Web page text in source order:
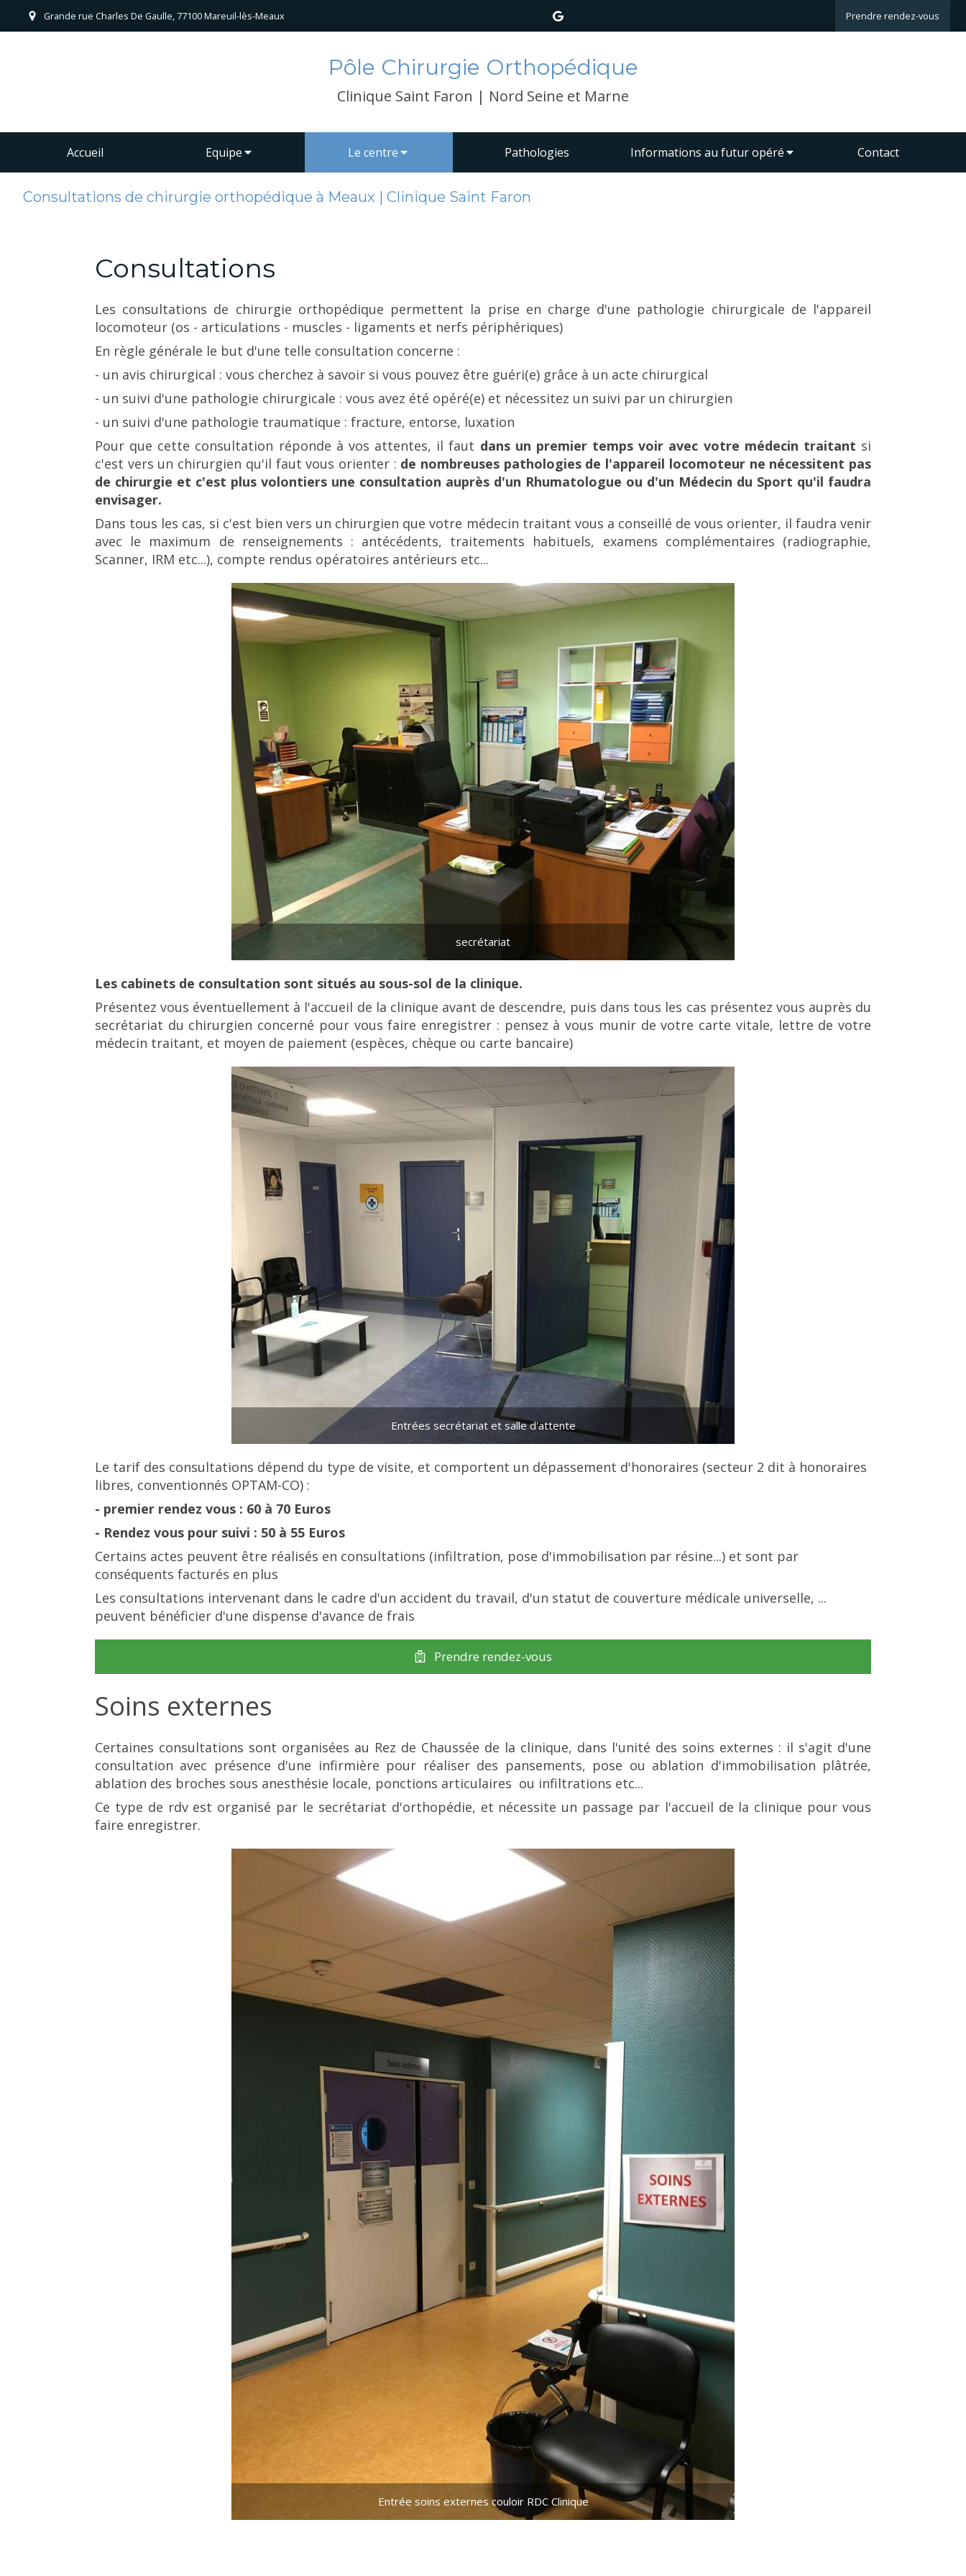
Grande rue Charles De Gaulle, 77100 Mareuil-lès-Meaux Prendre rendez-vous
Pôle Chirurgie Orthopédique
Clinique Saint Faron | Nord Seine et Marne
Accueil Equipe Le centre Pathologies Informations au futur opéré Contact
Consultations de chirurgie orthopédique à Meaux | Clinique Saint Faron
Consultations
Les consultations de chirurgie orthopédique permettent la prise en charge d'une pathologie chirurgicale de l'appareil
locomoteur (os - articulations - muscles - ligaments et nerfs périphériques)
En règle générale le but d'une telle consultation concerne :
- un avis chirurgical : vous cherchez à savoir si vous pouvez être guéri(e) grâce à un acte chirurgical
- un suivi d'une pathologie chirurgicale : vous avez été opéré(e) et nécessitez un suivi par un chirurgien
- un suivi d'une pathologie traumatique : fracture, entorse, luxation
Pour que cette consultation réponde à vos attentes, il faut dans un premier temps voir avec votre médecin traitant si
c'est vers un chirurgien qu'il faut vous orienter : de nombreuses pathologies de l'appareil locomoteur ne nécessitent pas
de chirurgie et c'est plus volontiers une consultation auprès d'un Rhumatologue ou d'un Médecin du Sport qu'il faudra
envisager.
Dans tous les cas, si c'est bien vers un chirurgien que votre médecin traitant vous a conseillé de vous orienter, il faudra venir
avec le maximum de renseignements : antécédents, traitements habituels, examens complémentaires (radiographie,
Scanner, IRM etc...), compte rendus opératoires antérieurs etc...
secrétariat
Les cabinets de consultation sont situés au sous-sol de la clinique.
Présentez vous éventuellement à l'accueil de la clinique avant de descendre, puis dans tous les cas présentez vous auprès du
secrétariat du chirurgien concerné pour vous faire enregistrer : pensez à vous munir de votre carte vitale, lettre de votre
médecin traitant, et moyen de paiement (espèces, chèque ou carte bancaire)
Entrées secrétariat et salle d'attente
Le tarif des consultations dépend du type de visite, et comportent un dépassement d'honoraires (secteur 2 dit à honoraires
libres, conventionnés OPTAM-CO) :
- premier rendez vous : 60 à 70 Euros
- Rendez vous pour suivi : 50 à 55 Euros
Certains actes peuvent être réalisés en consultations (infiltration, pose d'immobilisation par résine...) et sont par
conséquents facturés en plus
Les consultations intervenant dans le cadre d'un accident du travail, d'un statut de couverture médicale universelle, ...
peuvent bénéficier d'une dispense d'avance de frais
Prendre rendez-vous
Soins externes
Certaines consultations sont organisées au Rez de Chaussée de la clinique, dans l'unité des soins externes : il s'agit d'une
consultation avec présence d'une infirmière pour réaliser des pansements, pose ou ablation d'immobilisation plâtrée,
ablation des broches sous anesthésie locale, ponctions articulaires ou infiltrations etc...
Ce type de rdv est organisé par le secrétariat d'orthopédie, et nécessite un passage par l'accueil de la clinique pour vous
faire enregistrer.
Entrée soins externes couloir RDC Clinique